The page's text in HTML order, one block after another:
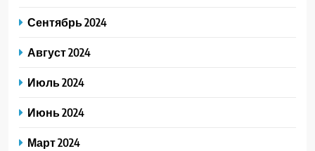
Сентябрь 2024
Август 2024
Июль 2024
Июнь 2024
Март 2024